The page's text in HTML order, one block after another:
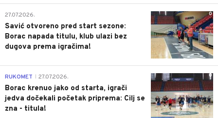
0
27.07.2026.
Savić otvoreno pred start sezone:
Borac napada titulu, klub ulazi bez
dugova prema igračima!
0
RUKOMET 27.07.2026.
Borac krenuo jako od starta, igrači
jedva dočekali početak priprema: Cilj se
zna - titula!